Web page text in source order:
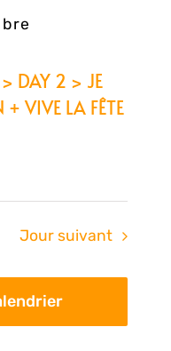
DAY 2 > JE
VIVE LA FÊTE
Jour suivant